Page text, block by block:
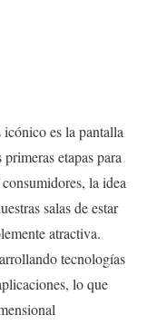
es la pantalla
etapas para
la idea
salas de estar
atractiva.
tecnologías
lo que